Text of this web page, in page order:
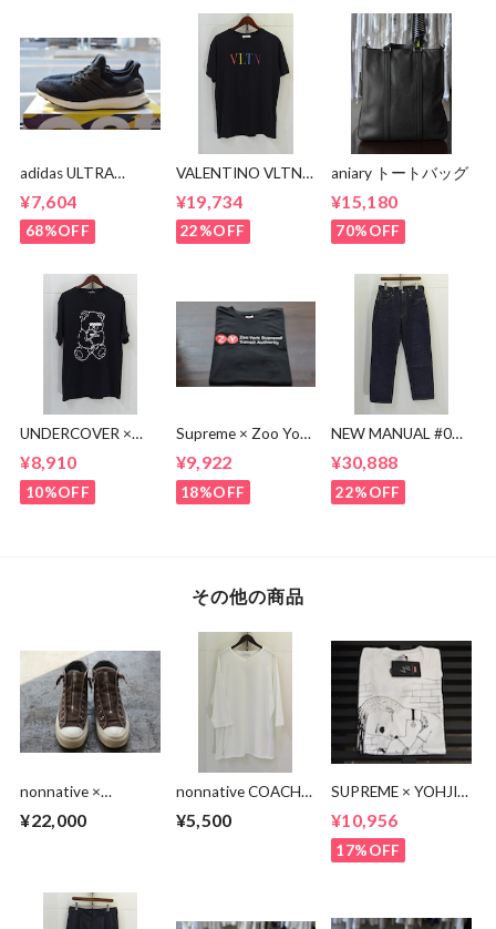
adidas ULTRA
¥7,604
68%OFF
VALENTINO VLTN
¥19,734
22%OFF
aniary トートバッグ
¥15,180
70%OFF
UNDERCOVER ×
KAWAMURA BEAR
TEE
¥8,910
10%OFF
Supreme × Zoo York
¥9,922
18%OFF
NEW MANUAL #017
JEANS / OW
¥30,888
22%OFF
その他の商品
nonnative ×
DWELLER TRAINER
¥22,000
nonnative COACH
NN-C4617
¥5,500
SUPREME × YOHJI
Thinker Tee
¥10,956
17%OFF